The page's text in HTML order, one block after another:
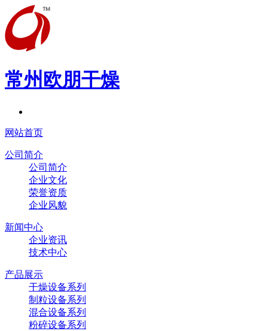
常州欧朋干燥
网站首页
公司简介
公司简介
企业文化
荣誉资质
企业风貌
新闻中心
企业资讯
技术中心
产品展示
干燥设备系列
制粒设备系列
混合设备系列
粉碎设备系列